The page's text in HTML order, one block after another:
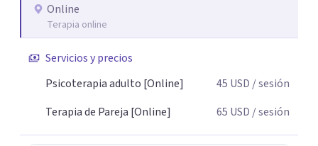
psicoterapia, cuento con especialización en sexoterapia,
por lo que también acompaño temas de salud sexual,
dificultades en el deseo, intimidad, orientación o
identidad. Busco que el espacio terapéutico sea un lugar
respeto y libertad. Trabajo con objetivos claros y
realistas, sin fórmulas rígidas: combinamos profundidad
Online
Terapia online
Servicios y precios
Psicoterapia adulto [Online]
45 USD / sesión
Terapia de Pareja [Online]
65 USD / sesión